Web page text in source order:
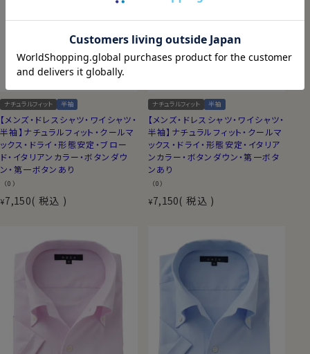
ナチュラルフィット 半袖
【メンズ・ドレスシャツ・ワイシャツ・
半袖】ナチュラルフィット・クールマ
ックス・ドライ・形態安定・ブロー
ド・イタリアンカラー・ボタンダウ
ン・第一ボタンあり
（0）
¥7,150 税込
ナチュラルフィット 半袖
【メンズ・ドレスシャツ・ワイシャツ・
半袖】ナチュラルフィット・クールマ
ックス・ドライ・形態安定・イタリア
ンカラー・ボタンダウン・第一ボタ
ンあり
（0）
¥7,150 税込